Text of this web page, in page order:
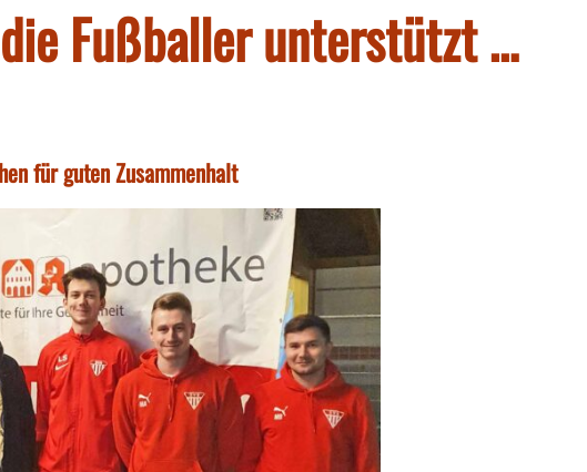
Fußballer unterstützt …
für guten Zusammenhalt